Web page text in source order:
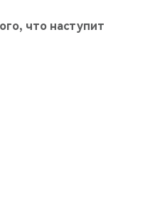
что наступит